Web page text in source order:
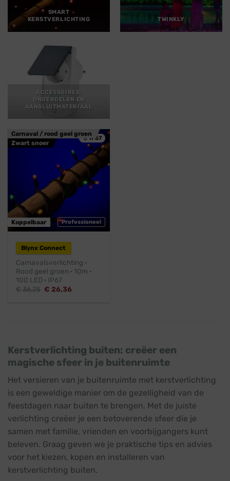
SMART
KERSTVERLICHTING
TWINKLY
ACCESSOIRES,
ONDERDELEN EN
AANSLUITMATERIAAL
💧 IP67
Carnaval / rood geel groen
Zwart snoer
Professioneel
Koppelbaar
Blynx Connect
Carnavalsverlichting ·
Rood geel groen · 10m ·
100 LED · IP67
€36,25 Oorspronkelijke
€ 26,36Huidige
Kerstverlichting buiten: creëer een
magische sfeer in je buitenruimte
Het versieren van je buitenruimte met kerstverlichting
is een geweldige manier om de gezelligheid van de
feestdagen naar buiten te brengen. Met de juiste
verlichting creëer je een betoverende sfeer die je
samen met familie, vrienden en voorbijgangers kunt
beleven. Graag geven we je praktische tips en advies
voor het kiezen, kopen en installeren van
kerstverlichting buiten.